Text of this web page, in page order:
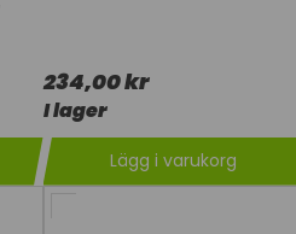
234,00 kr
I lager
Lägg i varukorg